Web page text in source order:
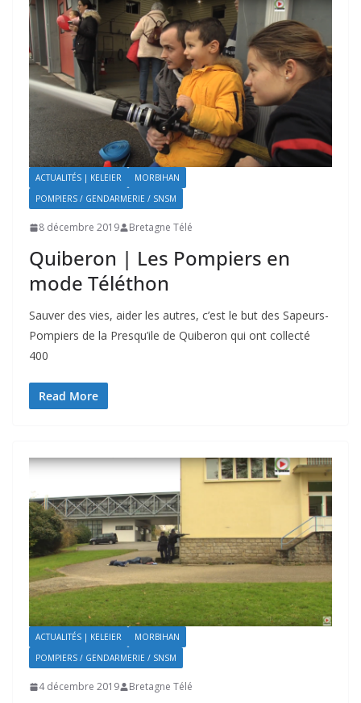
ACTUALITÉS | KELEIER
MORBIHAN
POMPIERS / GENDARMERIE / SNSM
8 décembre 2019 Bretagne Télé
Quiberon | Les Pompiers en
mode Téléthon
Sauver des vies, aider les autres, c’est le but des Sapeurs-
Pompiers de la Presqu’ile de Quiberon qui ont collecté
400
Read More
ACTUALITÉS | KELEIER
MORBIHAN
POMPIERS / GENDARMERIE / SNSM
4 décembre 2019 Bretagne Télé